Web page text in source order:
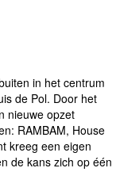
in het centrum
de Pol. Door het
nieuwe opzet
RAMBAM, House
kreeg een eigen
de kans zich op één